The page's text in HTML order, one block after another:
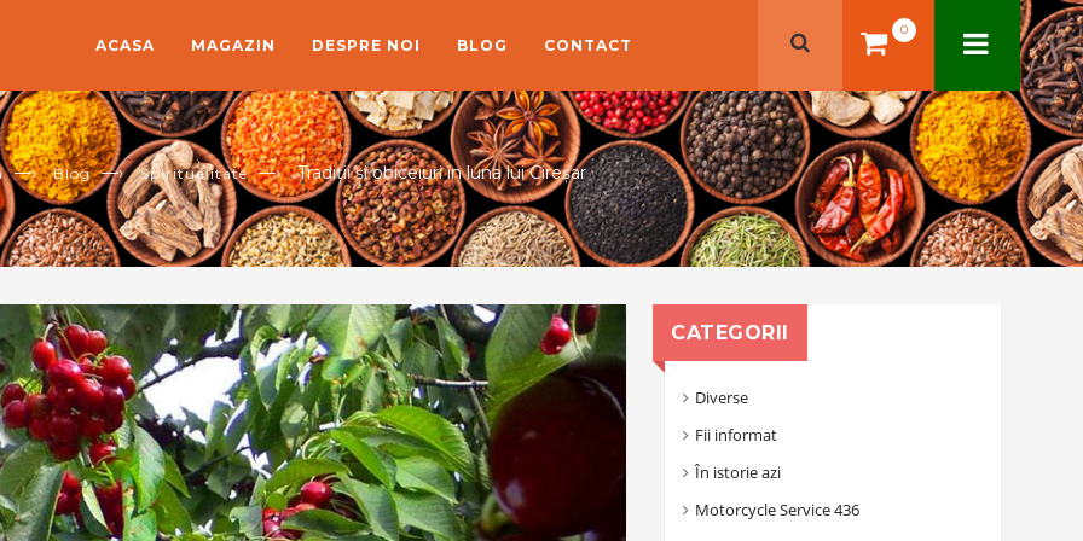
ACASA MAGAZIN DESPRE NOI BLOG CONTACT
0
—› Blog —› Spiritualitate —› Tradiții și obiceiuri în luna lui Cireșar
CATEGORII
Diverse
Fii informat
În istorie azi
Motorcycle Service 436